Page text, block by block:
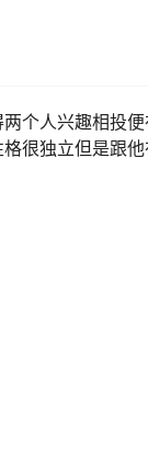
个人兴趣相投便
很独立但是跟他